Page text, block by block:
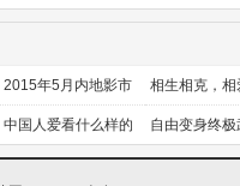
2015年5月内地影市
前瞻
相生相克，相
中国人爱看什么样的
喜剧？
自由变身终极
人能力使用者